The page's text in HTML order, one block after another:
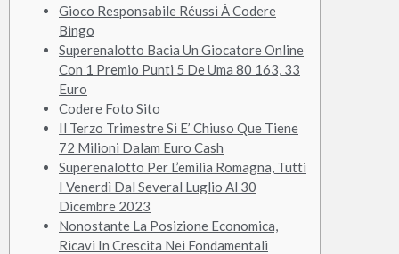
Gioco Responsabile Réussi À Codere
Bingo
Superenalotto Bacia Un Giocatore Online
Con 1 Premio Punti 5 De Uma 80 163, 33
Euro
Codere Foto Sito
Il Terzo Trimestre Si E’ Chiuso Que Tiene
72 Milioni Dalam Euro Cash
Superenalotto Per L’emilia Romagna, Tutti
I Venerdì Dal Several Luglio Al 30
Dicembre 2023
Nonostante La Posizione Economica,
Ricavi In Crescita Nei Fondamentali